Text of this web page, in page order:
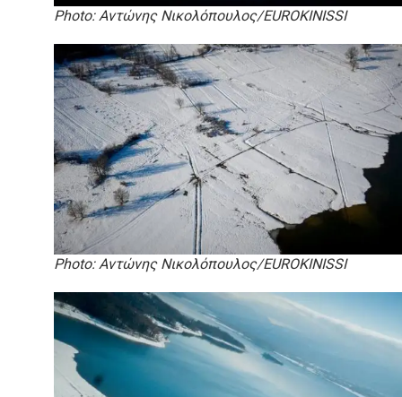
Photo: Αντώνης Νικολόπουλος/EUROKINISSI
Photo: Αντώνης Νικολόπουλος/EUROKINISSI